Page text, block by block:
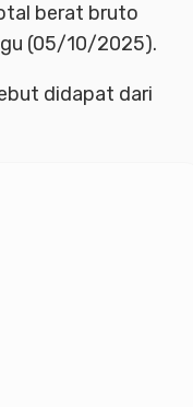
berat bruto
(05/10/2025).
didapat dari